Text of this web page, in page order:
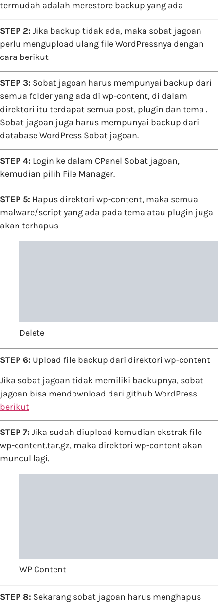
termudah adalah merestore backup yang ada
STEP 2: Jika backup tidak ada, maka sobat jagoan
perlu mengupload ulang file WordPressnya dengan
cara berikut
STEP 3: Sobat jagoan harus mempunyai backup dari
semua folder yang ada di wp-content, di dalam
direktori itu terdapat semua post, plugin dan tema .
Sobat jagoan juga harus mempunyai backup dari
database WordPress Sobat jagoan.
STEP 4: Login ke dalam CPanel Sobat jagoan,
kemudian pilih File Manager.
STEP 5: Hapus direktori wp-content, maka semua
malware/script yang ada pada tema atau plugin juga
akan terhapus
Delete
STEP 6: Upload file backup dari direktori wp-content
Jika sobat jagoan tidak memiliki backupnya, sobat
jagoan bisa mendownload dari github WordPress
berikut
STEP 7: Jika sudah diupload kemudian ekstrak file
wp-content.tar.gz, maka direktori wp-content akan
muncul lagi.
WP Content
STEP 8: Sekarang sobat jagoan harus menghapus